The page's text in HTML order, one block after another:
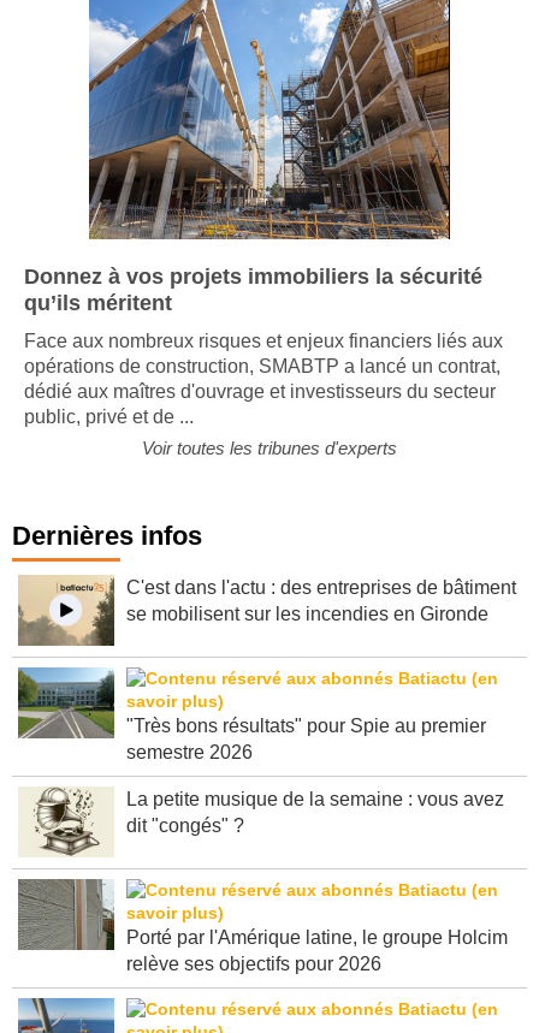
Donnez à vos projets immobiliers la sécurité
qu’ils méritent
Face aux nombreux risques et enjeux financiers liés aux
opérations de construction, SMABTP a lancé un contrat,
dédié aux maîtres d'ouvrage et investisseurs du secteur
Dernières infos
C'est dans l'actu : des entreprises de bâtiment
"Très bons résultats" pour Spie au premier
La petite musique de la semaine : vous avez
Porté par l'Amérique latine, le groupe Holcim